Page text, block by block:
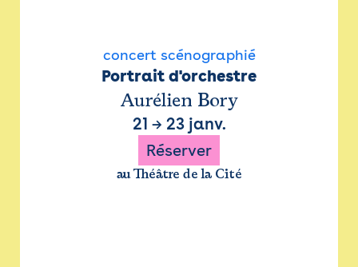
concert scénographié
Portrait d'orchestre
Aurélien Bory
21 → 23 janv.
Réserver
au Théâtre de la Cité